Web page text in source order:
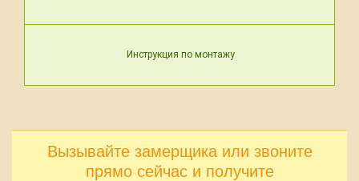
Инструкция по монтажу
Вызывайте замерщика или звоните
прямо сейчас и получите